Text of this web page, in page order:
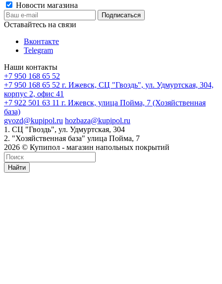
Новости магазина
Оставайтесь на связи
Вконтакте
Telegram
Наши контакты
+7 950 168 65 52
+7 950 168 65 52 г. Ижевск, СЦ "Гвоздь", ул. Удмуртская, 304,
корпус 2, офис 41
+7 922 501 63 11 г. Ижевск, улица Пойма, 7 (Хозяйственная
база)
gvozd@kupipol.ru hozbaza@kupipol.ru
1. СЦ "Гвоздь", ул. Удмуртская, 304
2. "Хозяйственная база" улица Пойма, 7
2026 © Купипол - магазин напольных покрытий
Найти